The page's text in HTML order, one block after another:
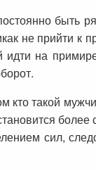
быть
не прийти к
на
кто такой
сил,